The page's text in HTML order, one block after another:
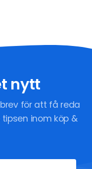
nytt
för att få reda
inom köp &